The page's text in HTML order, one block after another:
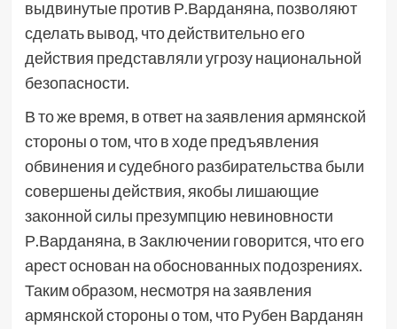
выдвинутые против Р.Варданяна, позволяют
сделать вывод, что действительно его
действия представляли угрозу национальной
безопасности.
В то же время, в ответ на заявления армянской
стороны о том, что в ходе предъявления
обвинения и судебного разбирательства были
совершены действия, якобы лишающие
законной силы презумпцию невиновности
Р.Варданяна, в Заключении говорится, что его
арест основан на обоснованных подозрениях.
Таким образом, несмотря на заявления
армянской стороны о том, что Рубен Варданян